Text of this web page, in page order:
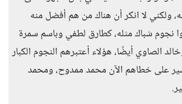
ولكني لا انكر أن هناك من هم أفضل منه
نجوم شباك مثله، كطارق لطفي وباسم سمرة
الصاوي أيضًا، هؤلاء أعتبرهم النجوم الكبار
على خطاهم الآن محمد ممدوح، ومحمد